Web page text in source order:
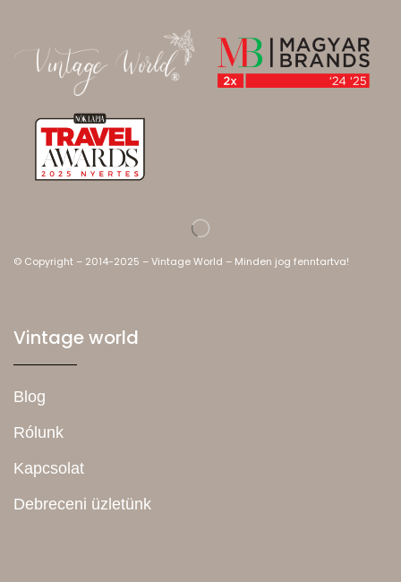
© Copyright – 2014-2025 – Vintage World – Minden jog fenntartva!
Vintage world
Blog
Rólunk
Kapcsolat
Debreceni üzletünk